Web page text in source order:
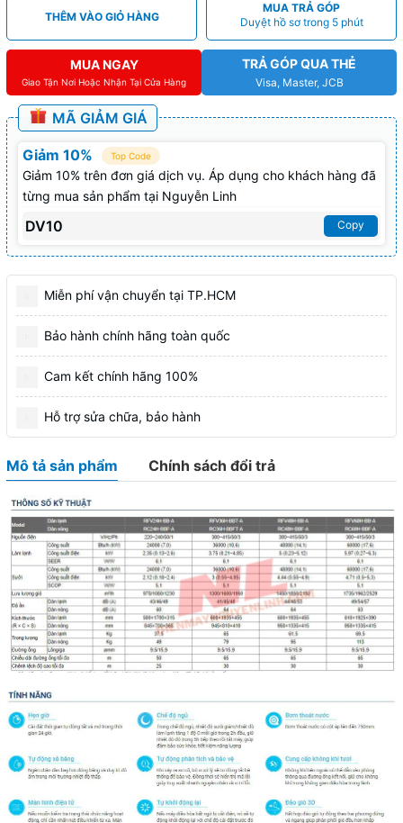
THÊM VÀO GIỎ HÀNG
MUA TRẢ GÓP
Duyệt hồ sơ trong 5 phút
MUA NGAY
Giao Tận Nơi Hoặc Nhận Tại Cửa Hàng
TRẢ GÓP QUA THẺ
Visa, Master, JCB
MÃ GIẢM GIÁ
Giảm 10% Top Code
Giảm 10% trên đơn giá dịch vụ. Áp dụng cho khách hàng đã
từng mua sản phẩm tại Nguyễn Linh
DV10 Copy
Miễn phí vận chuyển tại TP.HCM
Bảo hành chính hãng toàn quốc
Cam kết chính hãng 100%
Hỗ trợ sửa chữa, bảo hành
Mô tả sản phẩm Chính sách đổi trả